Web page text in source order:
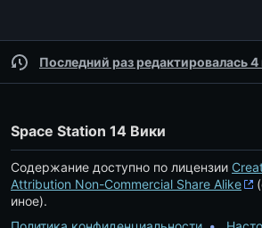
Последний раз редактировалась 4
Space Station 14 Вики
Содержание доступно по лицензии
Attribution Non-Commercial Share Alike
иное).